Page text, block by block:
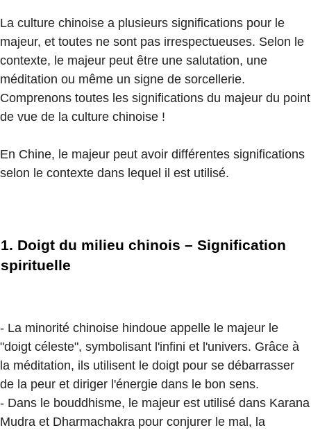
La culture chinoise a plusieurs significations pour le
majeur, et toutes ne sont pas irrespectueuses. Selon le
contexte, le majeur peut être une salutation, une
méditation ou même un signe de sorcellerie.
Comprenons toutes les significations du majeur du point
de vue de la culture chinoise !
En Chine, le majeur peut avoir différentes significations
selon le contexte dans lequel il est utilisé.
1. Doigt du milieu chinois – Signification
spirituelle
- La minorité chinoise hindoue appelle le majeur le
"doigt céleste", symbolisant l'infini et l'univers. Grâce à
la méditation, ils utilisent le doigt pour se débarrasser
de la peur et diriger l'énergie dans le bon sens.
- Dans le bouddhisme, le majeur est utilisé dans Karana
Mudra et Dharmachakra pour conjurer le mal, la